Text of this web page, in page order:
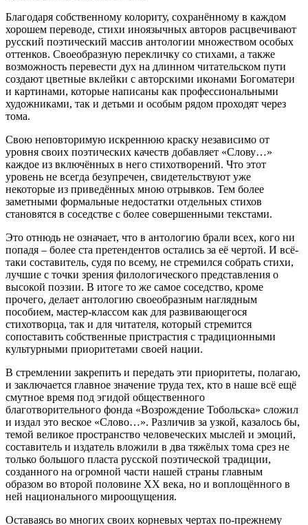
Благодаря собственному колориту, сохранённому в каждом
хорошем переводе, стихи иноязычных авторов расцвечивают
русский поэтический массив антологии множеством особых
оттенков. Своеобразную перекличку со стихами, а также
возможность перевести дух на длинном читательском пути
создают цветные вклейки с авторскими иконами Богоматери
и картинами, которые написаны как профессиональными
художниками, так и детьми и особым рядом проходят через
тома.
Свою неповторимую искреннюю краску независимо от
уровня своих поэтических качеств добавляет «Слову…»
каждое из включённых в него стихотворений. Что этот
уровень не всегда безупречен, свидетельствуют уже
некоторые из приведённых мною отрывков. Тем более
заметными формальные недостатки отдельных стихов
становятся в соседстве с более совершенными текстами.
Это отнюдь не означает, что в антологию брали всех, кого ни
попадя – более ста претендентов остались за её чертой. И всё-
таки составитель, судя по всему, не стремился собрать стихи,
лучшие с точки зрения филологического представления о
высокой поэзии. В итоге то же самое соседство, кроме
прочего, делает антологию своеобразным наглядным
пособием, мастер-классом как для развивающегося
стихотворца, так и для читателя, который стремится
сопоставить собственные пристрастия с традиционными
культурными приоритетами своей нации.
В стремлении закрепить и передать эти приоритеты, полагаю,
и заключается главное значение труда тех, кто в наше всё ещё
смутное время под эгидой общественного
благотворительного фонда «Возрождение Тобольска» сложил
и издал это веское «Слово…». Различив за узкой, казалось бы,
темой великое пространство человеческих мыслей и эмоций,
составитель и издатель вложили в два тяжёлых тома срез не
только большого пласта русской поэтической традиции,
созданного на огромной части нашей страны главным
образом во второй половине XX века, но и воплощённого в
ней национального мироощущения.
Оставаясь во многих своих корневых чертах по-прежнему